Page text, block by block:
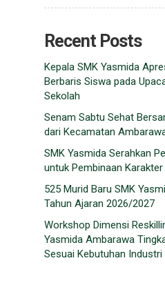
Recent Posts
Kepala SMK Yasmida
Berbaris Siswa pada
Sekolah
Senam Sabtu Sehat
dari Kecamatan
SMK Yasmida Serahkan
untuk Pembinaan
525 Murid Baru SMK
Tahun Ajaran 2026/2027
Workshop Dimensi
Yasmida Ambarawa
Sesuai Kebutuhan Industri